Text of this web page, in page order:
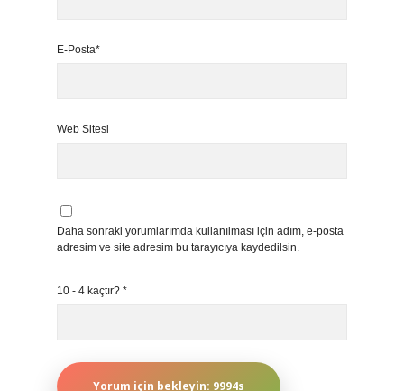
E-Posta*
Web Sitesi
Daha sonraki yorumlarımda kullanılması için adım, e-posta
adresim ve site adresim bu tarayıcıya kaydedilsin.
10 - 4 kaçtır? *